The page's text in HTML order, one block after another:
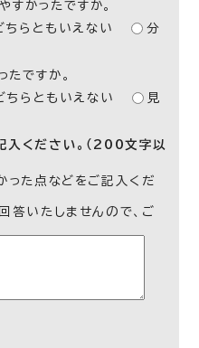
すかったですか。
ちらともいえない
分
たですか。
ちらともいえない
見
入ください。（200文字以
った点などをご記入くだ
答いたしませんので、ご